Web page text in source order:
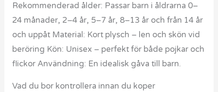
Rekommenderad ålder: Passar barn i åldrarna 0–
24 månader, 2–4 år, 5–7 år, 8–13 år och från 14 år
och uppåt Material: Kort plysch – len och skön vid
beröring Kön: Unisex – perfekt för både pojkar och
flickor Användning: En idealisk gåva till barn.
Vad du bor kontrollera innan du koper